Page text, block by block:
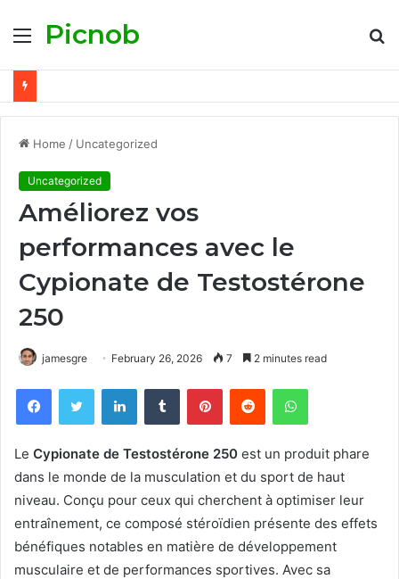
MenuPicnob
Home / Uncategorized
Uncategorized
Améliorez vos
performances avec le
Cypionate de Testostérone
250
jamesgre February 26, 2026 7 2 minutes read
FacebookTwitter LinkedInTumblr PinterestReddit WhatsApp
Le Cypionate de Testostérone 250 est un produit phare
dans le monde de la musculation et du sport de haut
niveau. Conçu pour ceux qui cherchent à optimiser leur
entraînement, ce composé stéroïdien présente des effets
bénéfiques notables en matière de développement
musculaire et de performances sportives. Avec sa